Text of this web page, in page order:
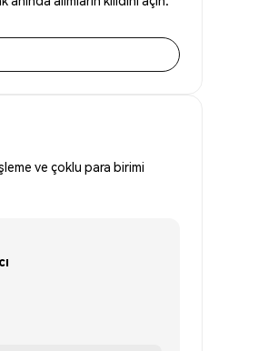
ve çoklu para birimi